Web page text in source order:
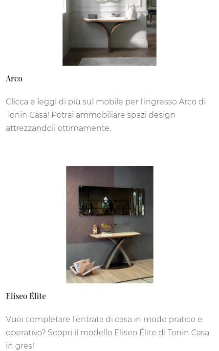
Arco
Clicca e leggi di più sul mobile per l'ingresso Arco di
Tonin Casa! Potrai ammobiliare spazi design
attrezzandoli ottimamente.
Eliseo Élite
Vuoi completare l'entrata di casa in modo pratico e
operativo? Scopri il modello Eliseo Élite di Tonin Casa
in gres!